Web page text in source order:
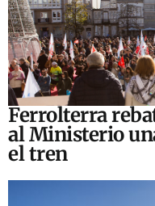
Ferrolterra
al Ministerio
el tren